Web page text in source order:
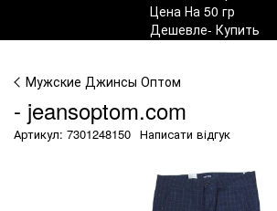
Мужские Джинсы Оптом
- jeansoptom.com
Артикул: 7301248150 Написати відгук